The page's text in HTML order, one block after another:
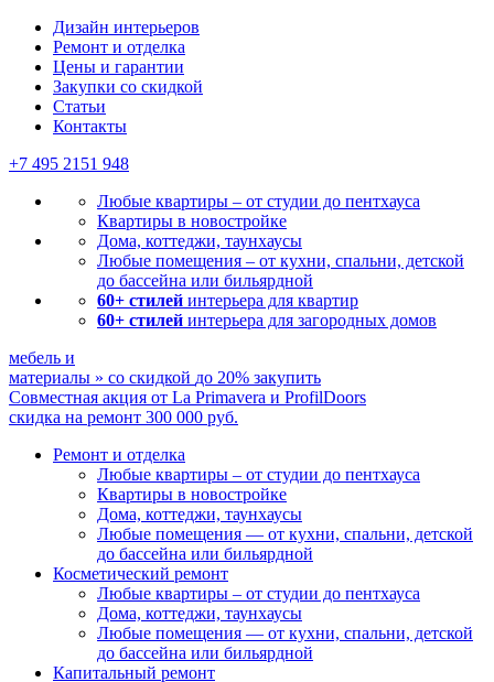
Дизайн интерьеров
Ремонт и отделка
Цены и гарантии
Закупки со скидкой
Статьи
Контакты
+7 495 2151 948
Любые квартиры – от студии до пентхауса
Квартиры в новостройке
Дома, коттеджи, таунхаусы
Любые помещения – от кухни, спальни, детской
до бассейна или бильярдной
60+ стилей интерьера для квартир
60+ стилей интерьера для загородных домов
мебель и
материалы » со скидкой до 20% закупить
Совместная акция от La Primavera и ProfilDoors
скидка на ремонт 300 000 руб.
Ремонт и отделка
Любые квартиры – от студии до пентхауса
Квартиры в новостройке
Дома, коттеджи, таунхаусы
Любые помещения — от кухни, спальни, детской
до бассейна или бильярдной
Косметический ремонт
Любые квартиры – от студии до пентхауса
Дома, коттеджи, таунхаусы
Любые помещения — от кухни, спальни, детской
до бассейна или бильярдной
Капитальный ремонт